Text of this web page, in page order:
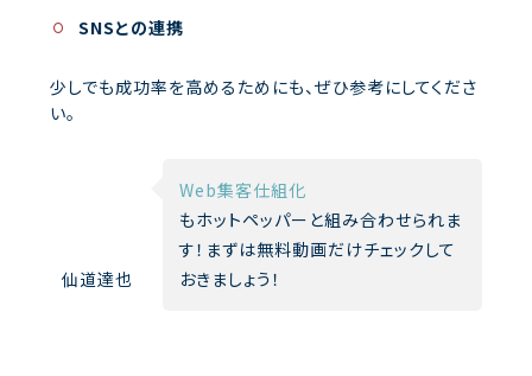
SNSとの連携
少しでも成功率を高めるためにも、ぜひ参考にしてくださ
い。
仙道達也
Web集客仕組化
もホットペッパーと組み合わせられま
す！まずは無料動画だけチェックして
おきましょう！